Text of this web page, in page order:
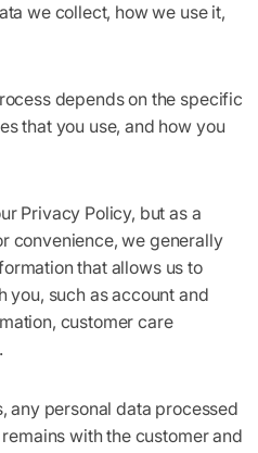
we collect, how we use it,
depends on the specific
that you use, and how you
Privacy Policy, but as a
convenience, we generally
that allows us to
you, such as account and
customer care
any personal data processed
with the customer and